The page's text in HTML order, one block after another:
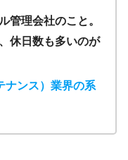
管理会社のこと。
休日数も多いのが
ナンス）業界の系